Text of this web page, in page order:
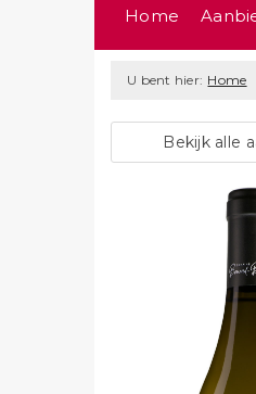
Home
U bent hier: Home
Bekijk alle